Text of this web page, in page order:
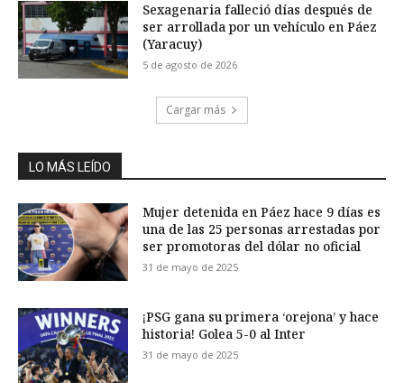
Sexagenaria falleció días después de
ser arrollada por un vehículo en Páez
(Yaracuy)
5 de agosto de 2026
Cargar más
LO MÁS LEÍDO
Mujer detenida en Páez hace 9 días es
una de las 25 personas arrestadas por
ser promotoras del dólar no oficial
31 de mayo de 2025
¡PSG gana su primera ‘orejona’ y hace
historia! Golea 5-0 al Inter
31 de mayo de 2025